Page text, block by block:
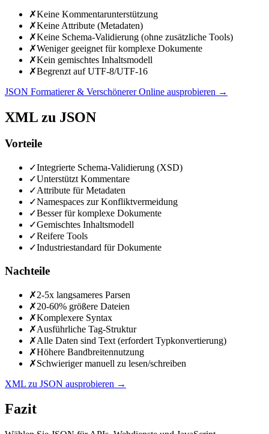
✗Keine Kommentarunterstützung
✗Keine Attribute (Metadaten)
✗Keine Schema-Validierung (ohne zusätzliche Tools)
✗Weniger geeignet für komplexe Dokumente
✗Kein gemischtes Inhaltsmodell
✗Begrenzt auf UTF-8/UTF-16
JSON Formatierer & Verschönerer Online ausprobieren →
XML zu JSON
Vorteile
✓Integrierte Schema-Validierung (XSD)
✓Unterstützt Kommentare
✓Attribute für Metadaten
✓Namespaces zur Konfliktvermeidung
✓Besser für komplexe Dokumente
✓Gemischtes Inhaltsmodell
✓Reifere Tools
✓Industriestandard für Dokumente
Nachteile
✗2-5x langsameres Parsen
✗20-60% größere Dateien
✗Komplexere Syntax
✗Ausführliche Tag-Struktur
✗Alle Daten sind Text (erfordert Typkonvertierung)
✗Höhere Bandbreitennutzung
✗Schwieriger manuell zu lesen/schreiben
XML zu JSON ausprobieren →
Fazit